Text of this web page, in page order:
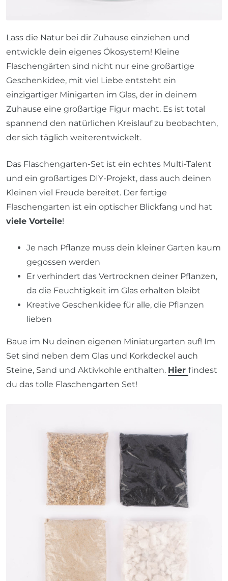
Lass die Natur bei dir Zuhause einziehen und
entwickle dein eigenes Ökosystem! Kleine
Flaschengärten sind nicht nur eine großartige
Geschenkidee, mit viel Liebe entsteht ein
einzigartiger Minigarten im Glas, der in deinem
Zuhause eine großartige Figur macht. Es ist total
spannend den natürlichen Kreislauf zu beobachten,
der sich täglich weiterentwickelt.
Das Flaschengarten-Set ist ein echtes Multi-Talent
und ein großartiges DIY-Projekt, dass auch deinen
Kleinen viel Freude bereitet. Der fertige
Flaschengarten ist ein optischer Blickfang und hat
viele Vorteile!
Je nach Pflanze muss dein kleiner Garten kaum
gegossen werden
Er verhindert das Vertrocknen deiner Pflanzen,
da die Feuchtigkeit im Glas erhalten bleibt
Kreative Geschenkidee für alle, die Pflanzen
lieben
Baue im Nu deinen eigenen Miniaturgarten auf! Im
Set sind neben dem Glas und Korkdeckel auch
Steine, Sand und Aktivkohle enthalten. Hier findest
du das tolle Flaschengarten Set!